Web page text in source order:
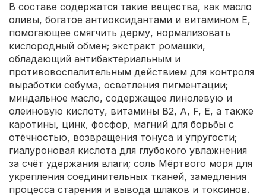
В составе содержатся такие вещества, как масло
оливы, богатое антиоксидантами и витамином Е,
помогающее смягчить дерму, нормализовать
кислородный обмен; экстракт ромашки,
обладающий антибактериальным и
противовоспалительным действием для контроля
выработки себума, осветления пигментации;
миндальное масло, содержащее линолевую и
олеиновую кислоту, витамины В2, А, F, Е, а также
каротины, цинк, фосфор, магний для борьбы с
отёчностью, возвращения тонуса и упругости;
гиалуроновая кислота для глубокого увлажнения
за счёт удержания влаги; соль Мёртвого моря для
укрепления соединительных тканей, замедления
процесса старения и вывода шлаков и токсинов.